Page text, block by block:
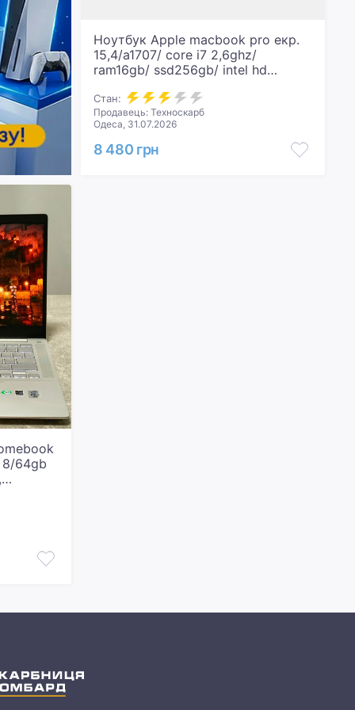
Ноутбук Apple macbook pro екр.
15,4/a1707/ core i7 2,6ghz/
ram16gb/ ssd256gb/ intel hd
Стан:
Продавець: Техноскарб
Одеса, 31.07.2026
8 480 грн
8/64gb